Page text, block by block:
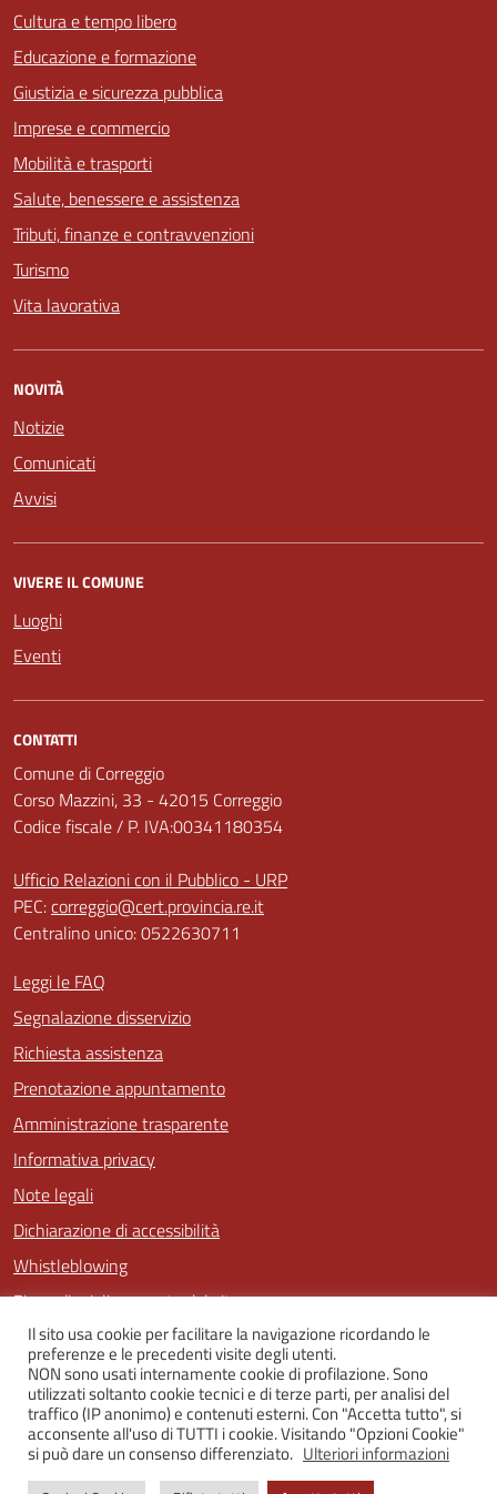
Cultura e tempo libero
Educazione e formazione
Giustizia e sicurezza pubblica
Imprese e commercio
Mobilità e trasporti
Salute, benessere e assistenza
Tributi, finanze e contravvenzioni
Turismo
Vita lavorativa
NOVITÀ
Notizie
Comunicati
Avvisi
VIVERE IL COMUNE
Luoghi
Eventi
CONTATTI
Comune di Correggio
Corso Mazzini, 33 - 42015 Correggio
Codice fiscale / P. IVA:00341180354
Ufficio Relazioni con il Pubblico - URP
PEC:correggio@cert.provincia.re.it
Centralino unico: 0522630711
Leggi le FAQ
Segnalazione disservizio
Richiesta assistenza
Prenotazione appuntamento
Amministrazione trasparente
Informativa privacy
Note legali
Dichiarazione di accessibilità
Whistleblowing
Piano di miglioramento del sito
SEGUICI SU
FacebookTwitter YoutubeInstagram
Il sito usa cookie per facilitare la navigazione ricordando le
preferenze e le precedenti visite degli utenti.
NON sono usati internamente cookie di profilazione. Sono
utilizzati soltanto cookie tecnici e di terze parti, per analisi del
traffico (IP anonimo) e contenuti esterni. Con "Accetta tutto", si
acconsente all'uso di TUTTI i cookie. Visitando "Opzioni Cookie"
si può dare un consenso differenziato. Ulteriori informazioni